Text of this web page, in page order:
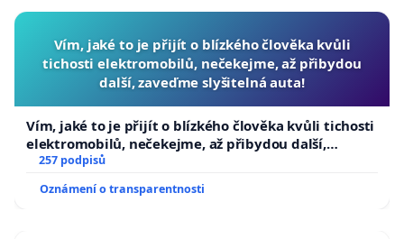
Vím, jaké to je přijít o blízkého člověka kvůli
tichosti elektromobilů, nečekejme, až přibydou
další, zaveďme slyšitelná auta!
Vím, jaké to je přijít o blízkého člověka kvůli tichosti
elektromobilů, nečekejme, až přibydou další,
zaveďme slyšitelná auta!
257 podpisů
Oznámení o transparentnosti